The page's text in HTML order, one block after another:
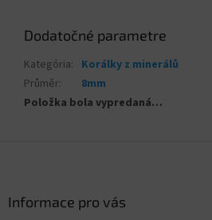
Dodatočné parametre
Kategória: Korálky z minerálů
Průměr:
8mm
Položka bola vypredaná…
Informace pro vás